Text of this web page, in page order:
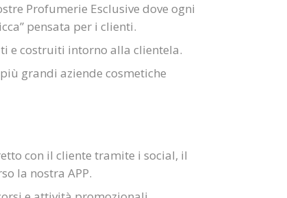
Profumerie Esclusive dove ogni
pensata per i clienti.
e costruiti intorno alla clientela.
grandi aziende cosmetiche
con il cliente tramite i social, il
la nostra APP.